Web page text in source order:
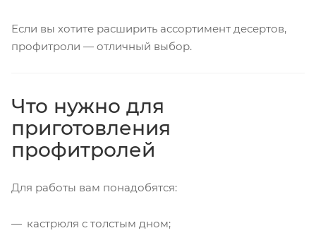
Если вы хотите расширить ассортимент десертов,
профитроли — отличный выбор.
Что нужно для
приготовления
профитролей
Для работы вам понадобятся:
кастрюля с толстым дном;